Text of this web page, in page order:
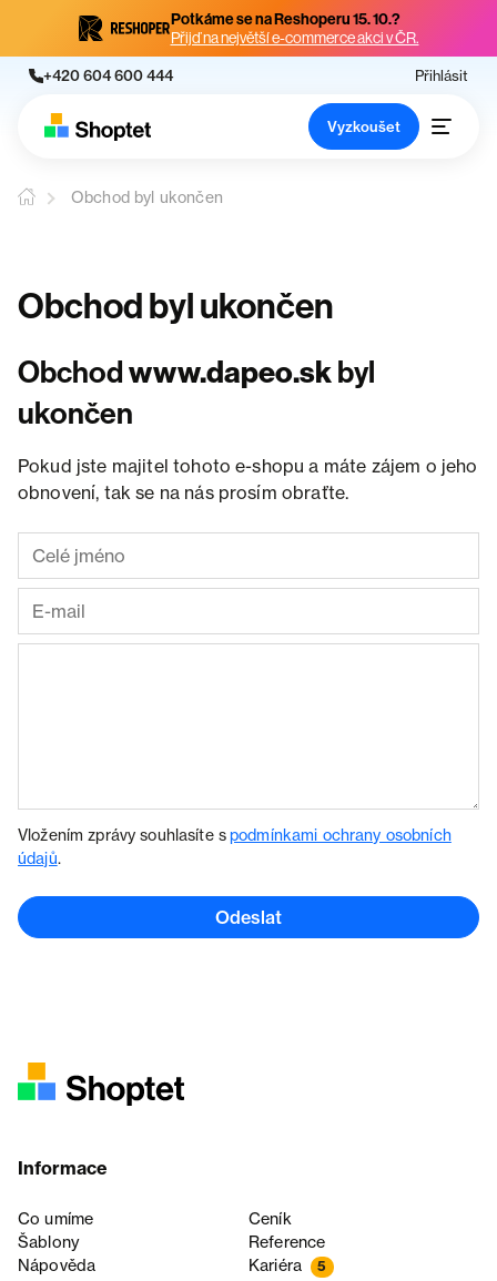
Potkáme se na Reshoperu 15. 10.?
Přijď na největší e-commerce akci v ČR.
+420 604 600 444 Přihlásit
Vyzkoušet
Obchod byl ukončen
Obchod byl ukončen
Obchodwww.dapeo.skbyl
ukončen
Pokud jste majitel tohoto e-shopu a máte zájem o jeho
obnovení, tak se na nás prosím obraťte.
Vložením zprávy souhlasíte spodmínkami ochrany osobních
údajů.
Odeslat
Informace
Co umíme
Ceník
Šablony
Reference
Nápověda
Kariéra 5